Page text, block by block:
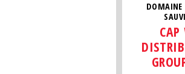
DOMAINE